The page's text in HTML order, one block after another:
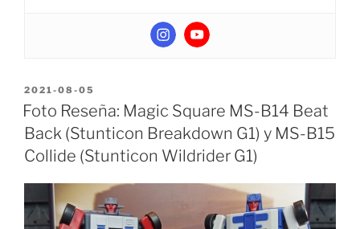
POSTED
ON
2021-08-05
Foto Reseña: Magic Square MS-B14 Beat
Back (Stunticon Breakdown G1) y MS-B15
Collide (Stunticon Wildrider G1)